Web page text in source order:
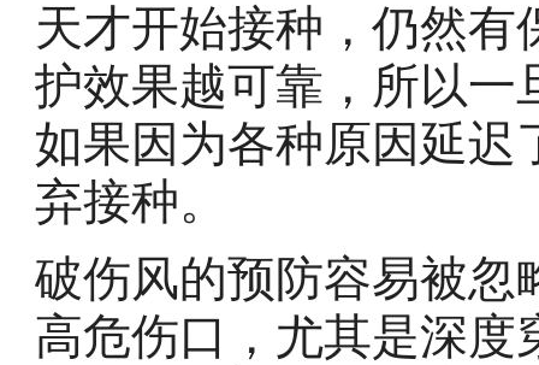
天才开始接种，仍然
护效果越可靠，所以一
如果因为各种原因延迟
弃接种。
破伤风的预防容易被忽
高危伤口，尤其是深度